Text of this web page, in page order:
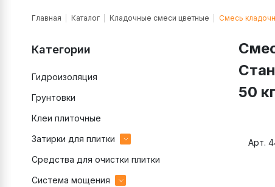
Главная Каталог Кладочные смеси цветные Смесь
Категории
Гидроизоляция
Грунтовки
Клеи плиточные
Затирки для плитки
эпоксидные
цементные
Средства для очистки плитки
Система мощения
50 кг
Арт.